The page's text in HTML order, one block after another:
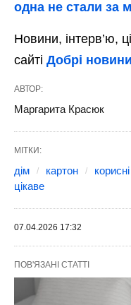
одна не стали за
Новини, інтерв’ю,
сайті Добрі новини
АВТОР:
Маргарита Красюк
МІТКИ:
дім картон
цікаве
07.04.2026 17:32
ПОВ'ЯЗАНІ СТАТТІ